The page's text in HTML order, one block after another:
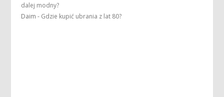
dalej modny?
Daim - Gdzie kupić ubrania z lat 80?